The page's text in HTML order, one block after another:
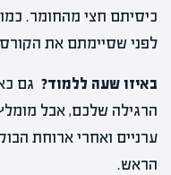
כיסיתם חצי מהחומר.
לפני שסיימתם את
באיזו שעה ללמוד? גם
הרגילה שלכם, אבל
ערניים ואחרי ארוחת
הראש.